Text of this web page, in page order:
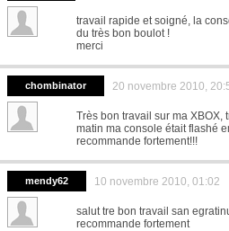
travail rapide et soigné, la
du très bon boulot !
merci
chombinator 20 novembre 2010,
Très bon travail sur ma XBOX,
matin ma console était flashé
recommande fortement!!!
mendy62 10 novembre 2010, 01:02
salut tre bon travail san
recommande fortement